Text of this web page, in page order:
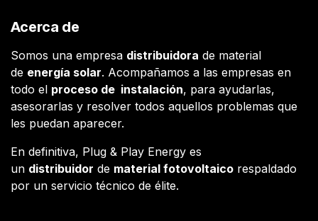
Acerca de
Somos una empresa distribuidora de material
de energía solar. Acompañamos a las empresas en
todo el proceso de instalación, para ayudarlas,
asesorarlas y resolver todos aquellos problemas que
les puedan aparecer.
En definitiva, Plug & Play Energy es
un distribuidor de material fotovoltaico respaldado
por un servicio técnico de élite.